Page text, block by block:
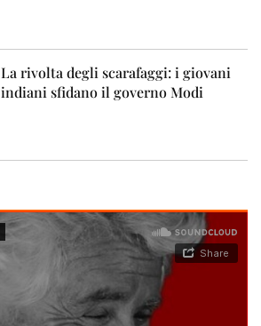
La rivolta degli scarafaggi: i giovani
indiani sfidano il governo Modi